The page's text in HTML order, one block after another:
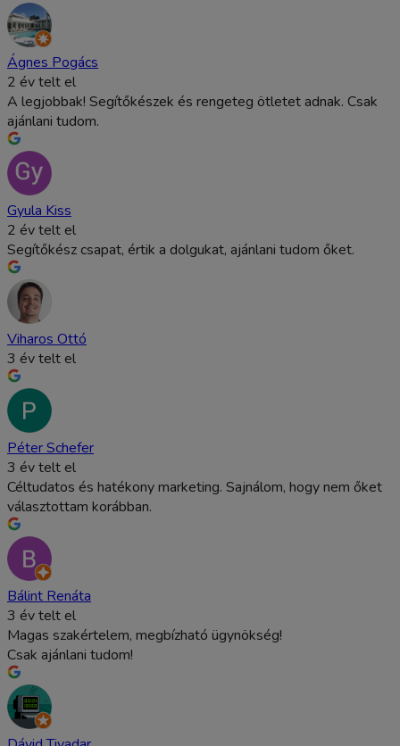
Ágnes Pogács
2 év telt el
A legjobbak! Segítőkészek és rengeteg ötletet adnak. Csak
ajánlani tudom.
Gyula Kiss
2 év telt el
Segítőkész csapat, értik a dolgukat, ajánlani tudom őket.
Viharos Ottó
3 év telt el
Péter Schefer
3 év telt el
Céltudatos és hatékony marketing. Sajnálom, hogy nem őket
választottam korábban.
Bálint Renáta
3 év telt el
Magas szakértelem, megbízható ügynökség!
Csak ajánlani tudom!